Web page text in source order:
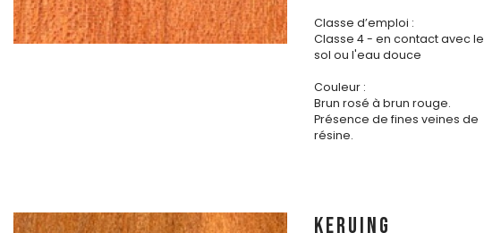
Classe d’emploi :
Classe 4 - en contact avec le
sol ou l'eau douce
Couleur :
Brun rosé à brun rouge.
Présence de fines veines de
résine.
KERUING